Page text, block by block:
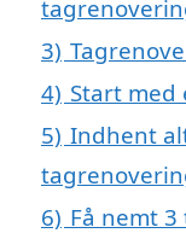
3)
4) Start
5) Indhent
6) Få nemt